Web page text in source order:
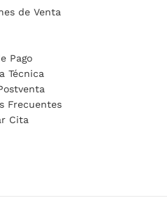
de Venta
Pago
Técnica
Frecuentes
Cita